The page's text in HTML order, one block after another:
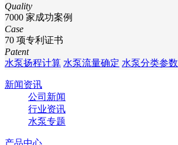
Quality
7000 家成功案例
Case
70 项专利证书
Patent
水泵扬程计算 水泵流量确定 水泵分类参数
新闻资讯
公司新闻
行业资讯
水泵专题
产品中心